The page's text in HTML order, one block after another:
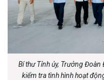
Bí thư Tỉnh ủy, Trưởng Đoàn
kiểm tra tình hình hoạt